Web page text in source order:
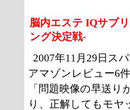
脳内エステ IQサプ
ング決定戦-
2007年11月29日ス
アマゾンレビュー6
「問題映像の早送り
り、正解してもモヤ